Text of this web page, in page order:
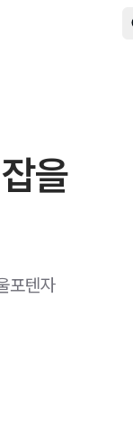
을
포텐자